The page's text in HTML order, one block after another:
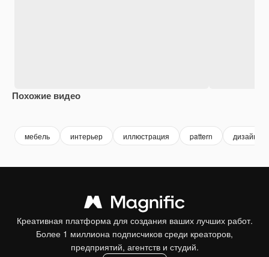
Похожие видео
мебель интерьер иллюстрация pattern дизайн
Креативная платформа для создания ваших лучших работ.
Более 1 миллиона подписчиков среди креаторов,
предприятий, агентств и студий.